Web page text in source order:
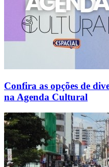
Confira as opções de
na Agenda Cultural